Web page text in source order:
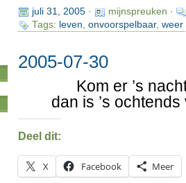
juli 31, 2005·
mijnspreuken ·
Tags: leven, onvoorspelbaar, weer
2005-07-30
Kom er ’s
dan is ’s
Deel dit:
X Facebook Meer